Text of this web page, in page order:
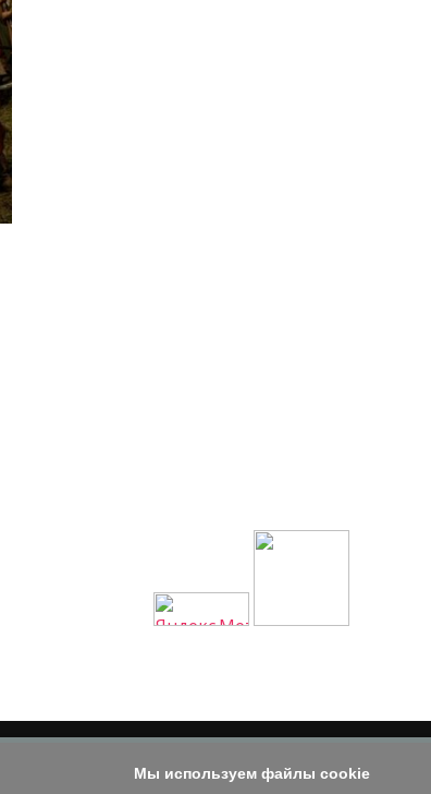
Мы используем файлы cookie
© 2014 - 2026